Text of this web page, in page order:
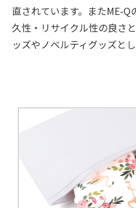
直されています。またME-
久性・リサイクル性の良さ
ッズやノベルティグッズと